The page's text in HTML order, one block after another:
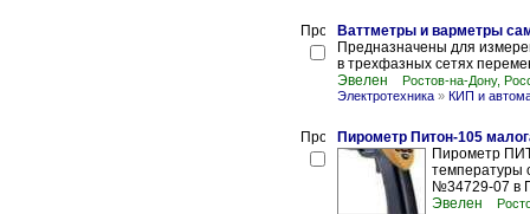
Ваттметры и варметры
Предназначены для
в трехфазных сетях
Эвелен
Ростов-на-Дону,
Электротехника » КИП и
Пирометр Питон-105
Пирометр
температуры
№34729-07 в
Эвелен